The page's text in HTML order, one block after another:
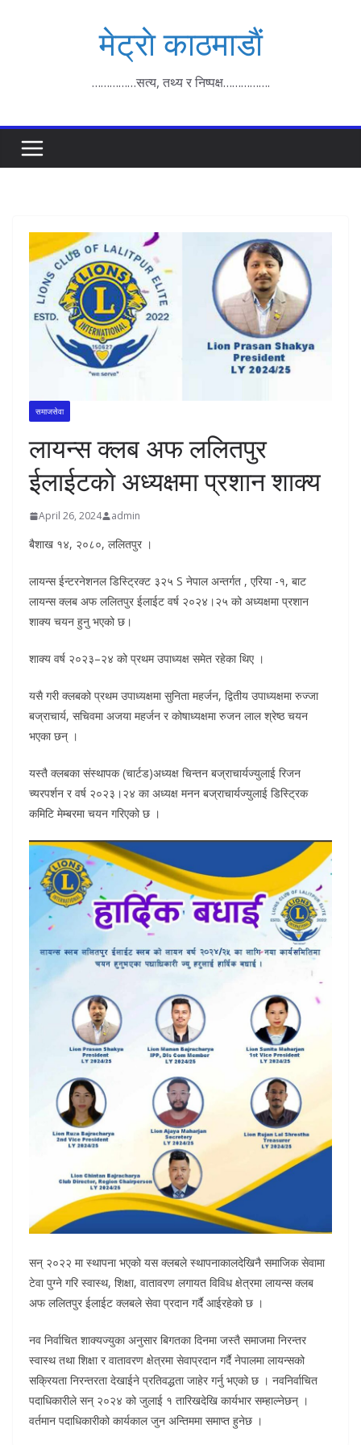
मेट्राे काठमाडाैं
……………सत्य, तथ्य र निष्पक्ष…………….
समाजसेवा
लायन्स क्लब अफ ललितपुर
ईलाईटकाे अध्यक्षमा प्रशान शाक्य
April 26, 2024 admin
बैशाख १४, २०८०, ललितपुर ।
लायन्स ईन्टरनेशनल डिस्ट्रिक्ट ३२५ S नेपाल अन्तर्गत , एरिया -१, बाट
लायन्स क्लब अफ ललितपुर ईलाईट वर्ष २०२४।२५ को अध्यक्षमा प्रशान
शाक्य चयन हुनु भएको छ।
शाक्य वर्ष २०२३–२४ को प्रथम उपाध्यक्ष समेत रहेका थिए ।
यसै गरी क्लबको प्रथम उपाध्यक्षमा सुनिता महर्जन, द्वितीय उपाध्यक्षमा रुज्जा
बज्राचार्य, सचिवमा अजया महर्जन र कोषाध्यक्षमा रुजन लाल श्रेष्ठ चयन
भएका छन् ।
यस्तै क्लबका संस्थापक (चार्टड)अध्यक्ष चिन्तन बज्राचार्यज्युलाई रिजन
च्यरपर्शन र वर्ष २०२३।२४ का अध्यक्ष मनन बज्राचार्यज्युलाई डिस्ट्रिक
कमिटि मेम्बरमा चयन गरिएको छ ।
सन् २०२२ मा स्थापना भएकाे यस क्लबले स्थापनाकालदेखिनै समाजिक सेवामा
टेवा पुग्ने गरि स्वास्थ, शिक्षा, वातावरण लगायत विविध क्षेत्रमा लायन्स क्लब
अफ ललितपुर ईलाईट क्लबले सेवा प्रदान गर्दै आईरहेको छ ।
नव निर्वाचित शाक्यज्युका अनुसार बिगतका दिनमा जस्तै समाजमा निरन्तर
स्वास्थ तथा शिक्षा र वातावरण क्षेत्रमा सेवाप्रदान गर्दै नेपालमा लायन्सको
सक्रियता निरन्तरता देखाईने प्रतिवद्धता जाहेर गर्नु भएको छ । नवनिर्वाचित
पदाधिकारीले सन् २०२४ को जुलाई १ तारिखदेखि कार्यभार सम्हाल्नेछन् ।
वर्तमान पदाधिकारीको कार्यकाल जुन अन्तिममा समाप्त हुनेछ ।